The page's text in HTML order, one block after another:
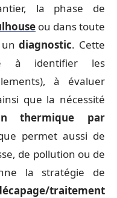
la phase de
ou dans toute
undiagnostic. Cette
à identifier les
à évaluer
que la nécessité
thermique par
permet aussi de
de pollution ou de
la stratégie de
traitement